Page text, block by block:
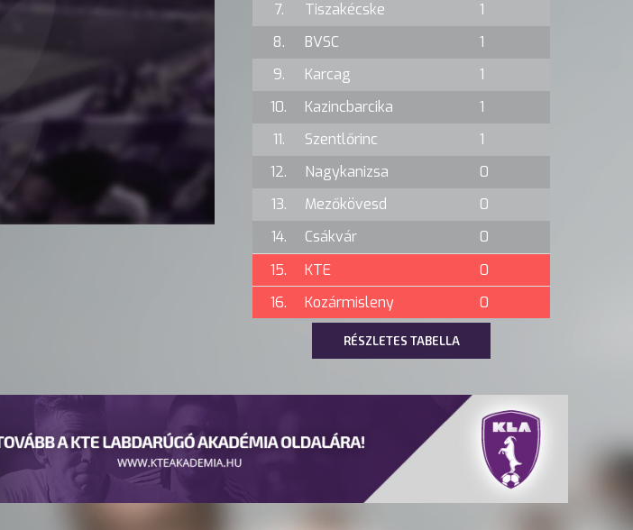
7.
Tiszakécske
1
8.
BVSC
1
9.
Karcag
1
10.
Kazincbarcika
1
11.
Szentlőrinc
1
12.
Nagykanizsa
0
13.
Mezőkövesd
0
14.
Csákvár
0
15.
KTE
0
16.
Kozármisleny 0
RÉSZLETES TABELLA